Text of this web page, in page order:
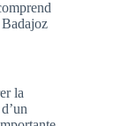
Badajoz
la